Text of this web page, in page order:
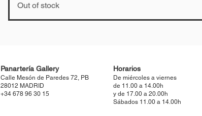
Out of stock
Panartería Gallery
Calle Mesón de Paredes 72, PB
28012 MADRID
+34 678 96 30 15
Horarios
De miércoles a viernes
de 11.00 a 14.00h
y de 17.00 a 20.00h
Sábados 11.00 a 14.00h